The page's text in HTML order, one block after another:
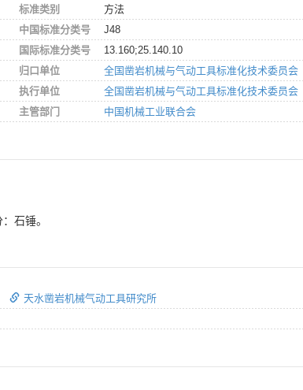
标准类别
方法
中国标准分类号
J48
国际标准分类号
13.160;25.140.10
归口单位
全国凿岩机械与气动工具标准化技术委员会
执行单位
全国凿岩机械与气动工具标准化技术委员会
主管部门
中国机械工业联合会
石锤。
天水凿岩机械气动工具研究所